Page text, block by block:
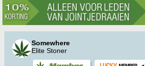
Somewhere
Elite Stoner